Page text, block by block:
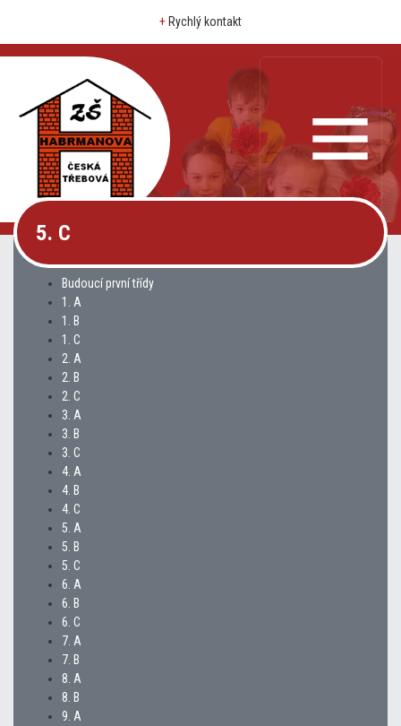
+ Rychlý kontakt
5. C
Budoucí první třídy
1. A
1. B
1. C
2. A
2. B
2. C
3. A
3. B
3. C
4. A
4. B
4. C
5. A
5. B
5. C
6. A
6. B
6. C
7. A
7. B
8. A
8. B
9. A